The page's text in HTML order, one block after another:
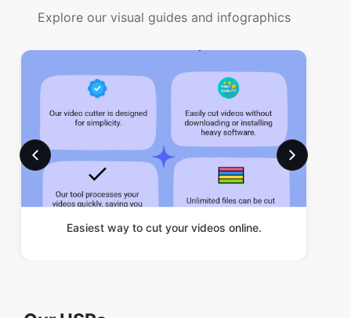
Easiest way to cut your videos online.